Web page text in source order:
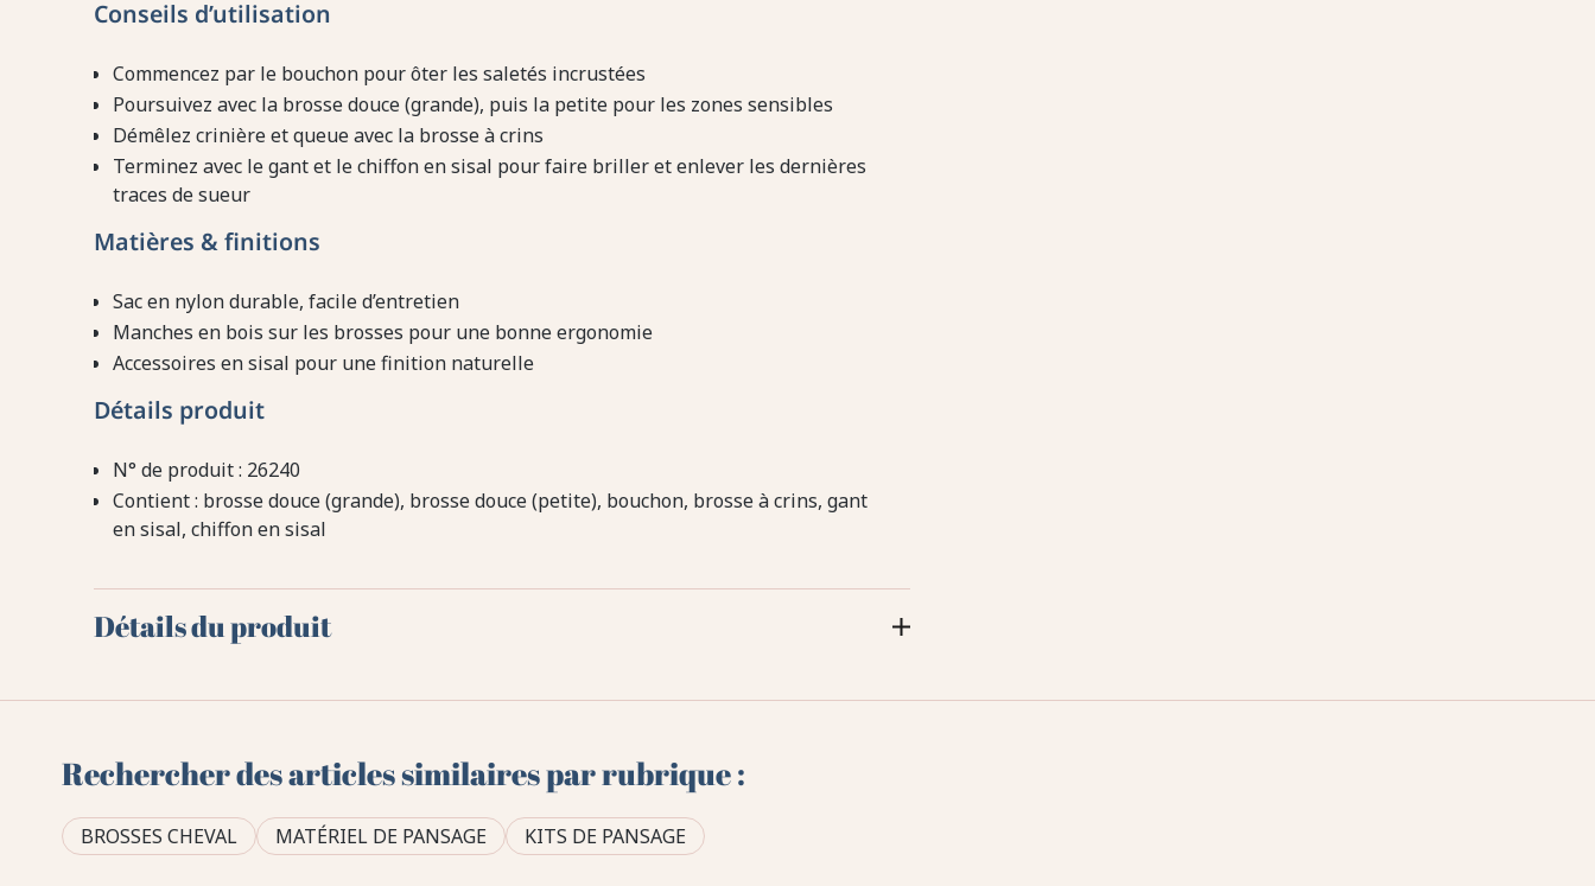
Conseils d’utilisation
Commencez par le bouchon pour ôter les saletés incrustées
Poursuivez avec la brosse douce (grande), puis la petite pour les zones sensibles
Démêlez crinière et queue avec la brosse à crins
Terminez avec le gant et le chiffon en sisal pour faire briller et enlever les dernières
traces de sueur
Matières & finitions
Sac en nylon durable, facile d’entretien
Manches en bois sur les brosses pour une bonne ergonomie
Accessoires en sisal pour une finition naturelle
Détails produit
N° de produit : 26240
Contient : brosse douce (grande), brosse douce (petite), bouchon, brosse à crins, gant
en sisal, chiffon en sisal
Détails du produit
Rechercher des articles similaires par rubrique :
BROSSES CHEVAL MATÉRIEL DE PANSAGE KITS DE PANSAGE